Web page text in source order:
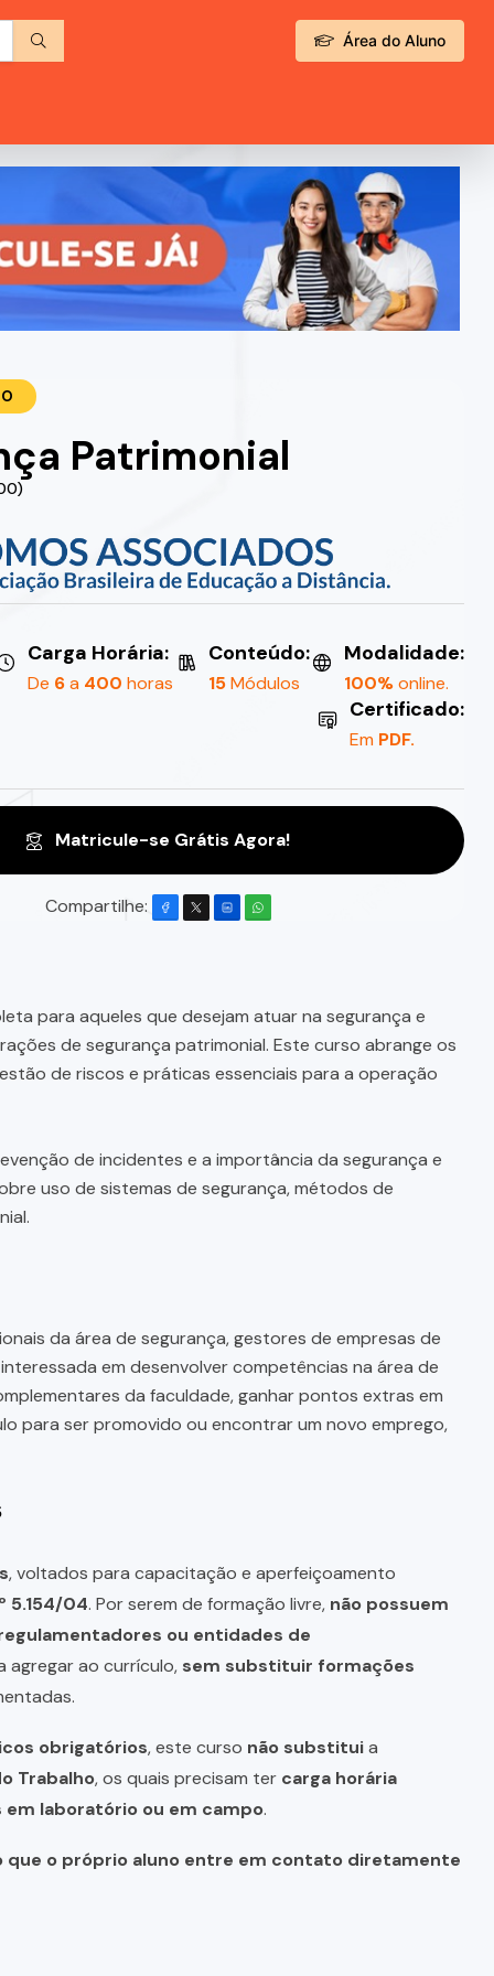
Área do Aluno
Patrimonial
Carga Horária:
De 6a 400 horas
Conteúdo:
15Módulos
Modalidade:
100%online.
Certificado:
Em PDF.
Matricule-se Grátis Agora!
Compartilhe:
para aqueles que desejam atuar na segurança e
de segurança patrimonial. Este curso abrange os
de riscos e práticas essenciais para a operação
de incidentes e a importância da segurança e
uso de sistemas de segurança, métodos de
da área de segurança, gestores de empresas de
em desenvolver competências na área de
da faculdade, ganhar pontos extras em
para ser promovido ou encontrar um novo emprego,
, voltados para capacitação e aperfeiçoamento
5.154/04. Por serem de formação livre, não possuem
ou entidades de
agregar ao currículo, sem substituir formações
obrigatórios, este curso não substituia
Trabalho, os quais precisam ter carga horária
laboratório ou em campo.
que o próprio aluno entre em contato diretamente